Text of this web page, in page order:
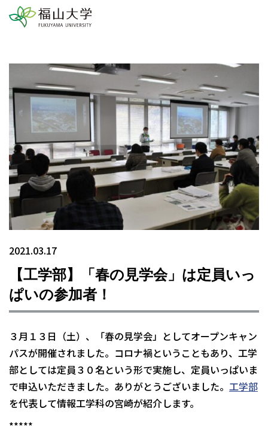
2021.03.17
【工学部】「春の見学会」は定員いっ
ぱいの参加者！
３月１３日（土）、「春の見学会」としてオープンキャン
パスが開催されました。コロナ禍ということもあり、工学
部としては定員３０名という形で実施し、定員いっぱいま
で申込いただきました。ありがとうございました。 工学部
を代表して情報工学科の宮崎が紹介します。
*****